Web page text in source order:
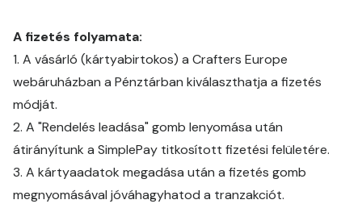
A fizetés folyamata:
1. A vásárló (kártyabirtokos) a Crafters Europe
webáruházban a Pénztárban kiválaszthatja a fizetés
módját.
2. A "Rendelés leadása" gomb lenyomása után
átirányítunk a SimplePay titkosított fizetési felületére.
3. A kártyaadatok megadása után a fizetés gomb
megnyomásával jóváhagyhatod a tranzakciót.